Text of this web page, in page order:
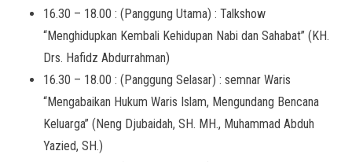
16.30 – 18.00 : (Panggung Utama) : Talkshow
“Menghidupkan Kembali Kehidupan Nabi dan Sahabat” (KH.
Drs. Hafidz Abdurrahman)
16.30 – 18.00 : (Panggung Selasar) : semnar Waris
“Mengabaikan Hukum Waris Islam, Mengundang Bencana
Keluarga” (Neng Djubaidah, SH. MH., Muhammad Abduh
Yazied, SH.)